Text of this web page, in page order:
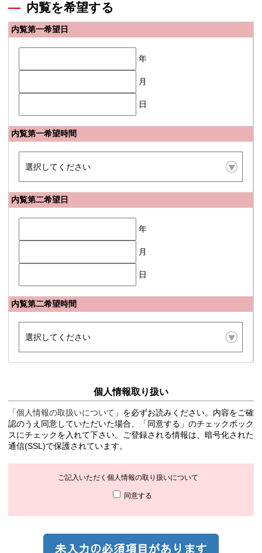
内覧を希望する
内覧第一希望日
年
月
日
内覧第一希望時間
内覧第二希望日
年
月
日
内覧第二希望時間
個人情報取り扱い
「個人情報の取扱いについて 」を必ずお読みください。内容をご確
認のうえ同意していただいた場合、「同意する」のチェックボック
スにチェックを入れて下さい。ご登録される情報は、暗号化された
通信(SSL)で保護されています。
ご記入いただく個人情報の取り扱いについて
同意する